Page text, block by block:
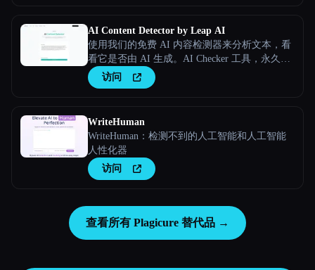
AI Content Detector by Leap AI
使用我们的免费 AI 内容检测器来分析文本，看
看它是否由 AI 生成。AI Checker 工具，永久免
费。访问
WriteHuman
WriteHuman：检测不到的人工智能和人工智能
人性化器
访问
查看所有 Plagicure 替代品 →